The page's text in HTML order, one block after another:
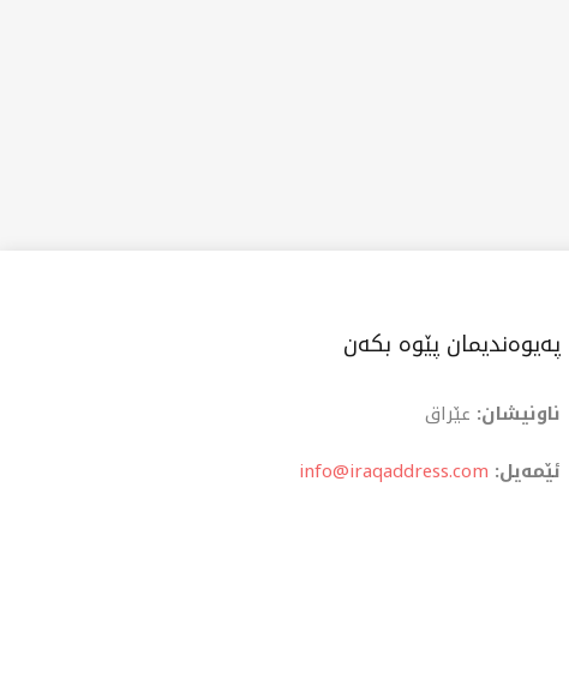
پەیوەندیمان پێوە بکەن
ناونیشان: عێراق
ئێمەیل: info@iraqaddress.com